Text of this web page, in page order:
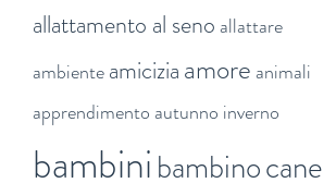
allattamento al seno allattare
ambienteamiciziaamore animali
apprendimento autunno inverno
bambinibambinocane